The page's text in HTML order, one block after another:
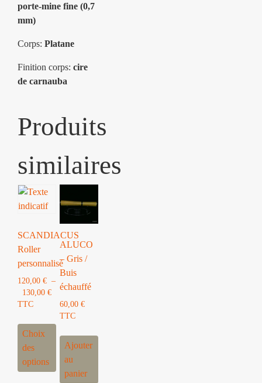
porte-mine fine (0,7
mm)
Corps: Platane
Finition corps: cire
de carnauba
Produits
similaires
SCANDIACUS
Roller
personnalisé
120,00 € –
130,00 €Plage
prix :
120,00 €
130,00 €
TTC
Choix
des
options
Ce
produit
plusieurs
variations.
ALUCO
– Gris /
Buis
échauffé
60,00 €
TTC
Ajouter
au
panier